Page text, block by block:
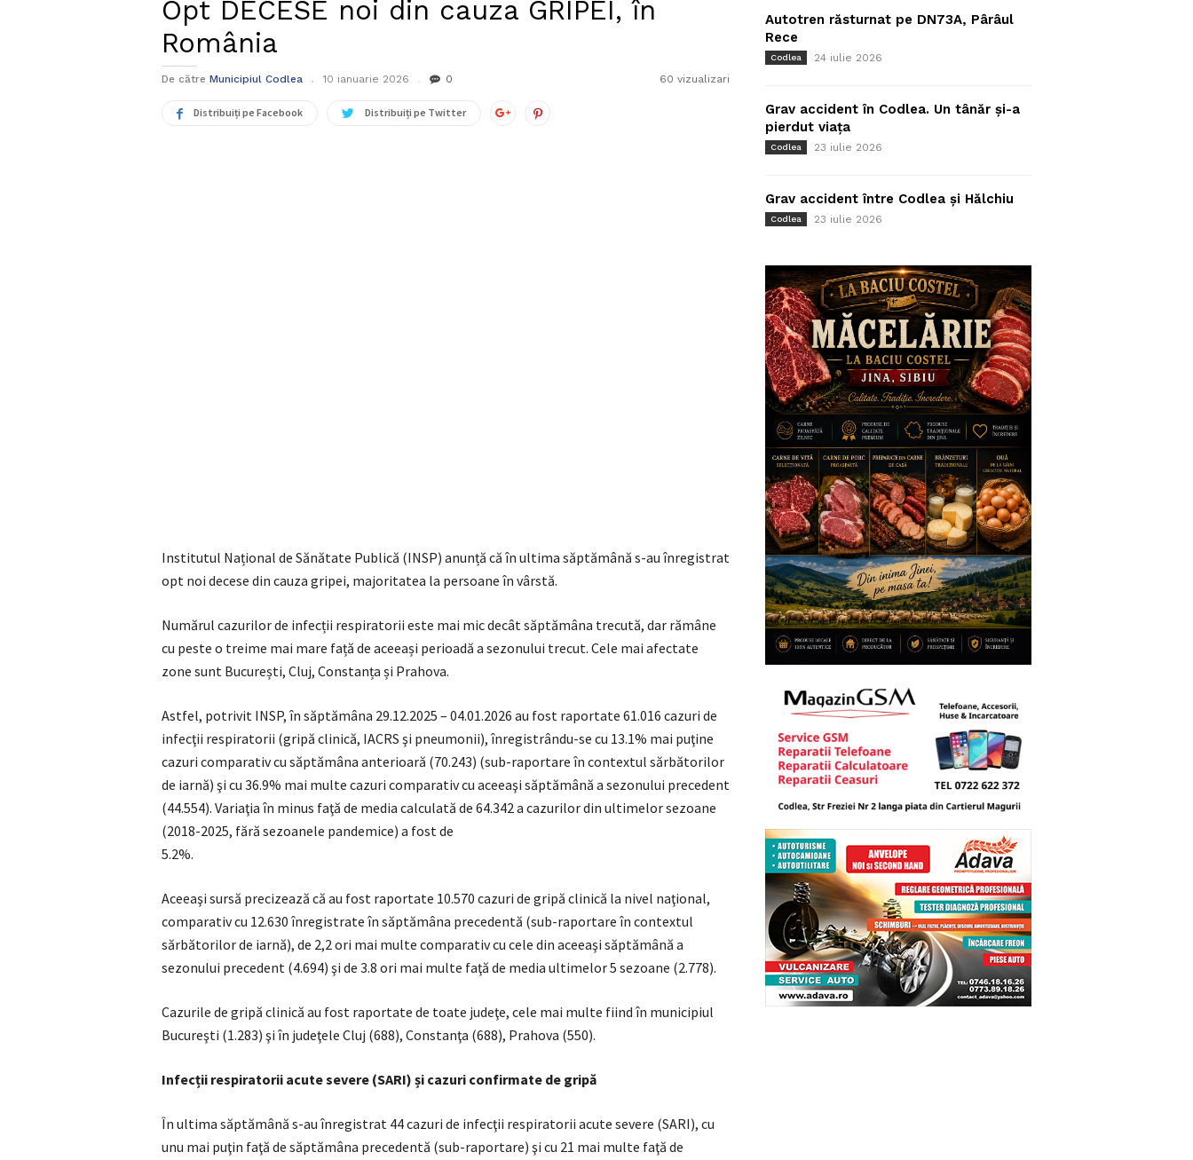
Opt DECESE noi din cauza GRIPEI, în
România
De către Municipiul Codlea 10 ianuarie 2026 0 60 vizualizari
Distribuiți pe Facebook Distribuiți pe Twitter
Institutul Național de Sănătate Publică (INSP) anunță că în ultima săptămână s-au înregistrat
opt noi decese din cauza gripei, majoritatea la persoane în vârstă.
Numărul cazurilor de infecții respiratorii este mai mic decât săptămâna trecută, dar rămâne
cu peste o treime mai mare față de aceeași perioadă a sezonului trecut. Cele mai afectate
zone sunt București, Cluj, Constanța și Prahova.
Astfel, potrivit INSP, în săptămâna 29.12.2025 – 04.01.2026 au fost raportate 61.016 cazuri de
infecţii respiratorii (gripă clinică, IACRS şi pneumonii), înregistrându-se cu 13.1% mai puţine
cazuri comparativ cu săptămâna anterioară (70.243) (sub-raportare în contextul sărbătorilor
de iarnă) şi cu 36.9% mai multe cazuri comparativ cu aceeaşi săptămână a sezonului precedent
(44.554). Variaţia în minus faţă de media calculată de 64.342 a cazurilor din ultimelor sezoane
(2018-2025, fără sezoanele pandemice) a fost de
5.2%.
Aceeaşi sursă precizează că au fost raportate 10.570 cazuri de gripă clinică la nivel naţional,
comparativ cu 12.630 înregistrate în săptămâna precedentă (sub-raportare în contextul
sărbătorilor de iarnă), de 2,2 ori mai multe comparativ cu cele din aceeaşi săptămână a
sezonului precedent (4.694) şi de 3.8 ori mai multe faţă de media ultimelor 5 sezoane (2.778).
Cazurile de gripă clinică au fost raportate de toate judeţe, cele mai multe fiind în municipiul
Bucureşti (1.283) şi în judeţele Cluj (688), Constanţa (688), Prahova (550).
Infecții respiratorii acute severe (SARI) și cazuri confirmate de gripă
În ultima săptămână s-au înregistrat 44 cazuri de infecţii respiratorii acute severe (SARI), cu
unu mai puţin faţă de săptămâna precedentă (sub-raportare) şi cu 21 mai multe faţă de
Autotren răsturnat pe DN73A, Pârâul
Rece
Codlea 24 iulie 2026
Grav accident în Codlea. Un tânăr și-a
pierdut viața
Codlea 23 iulie 2026
Grav accident între Codlea și Hălchiu
Codlea 23 iulie 2026